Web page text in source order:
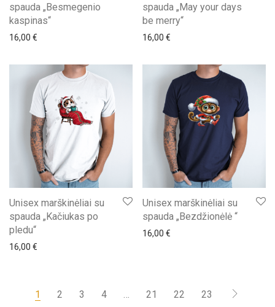
spauda „Besmegenio
kaspinas“
16,00 €
spauda „May your days
be merry“
16,00 €
Unisex marškinėliai su
spauda „Kačiukas po
pledu“
16,00 €
Unisex marškinėliai su
spauda „Bezdžionėlė “
16,00 €
1 2 3 4 … 21 22 23